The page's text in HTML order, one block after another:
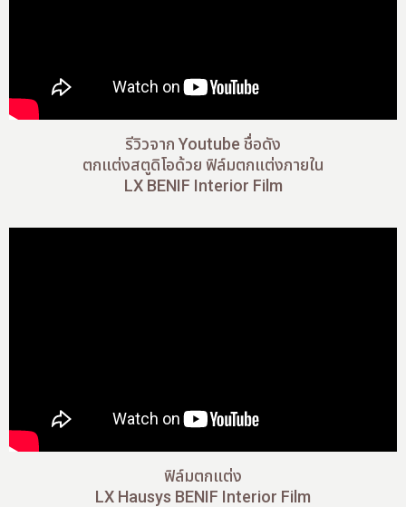
รีวิวจาก Youtube ชื่อดัง
ตกแต่งสตูดิโอด้วย ฟิล์มตกแต่งภายใน
LX BENIF Interior Film
ฟิล์มตกแต่ง
LX Hausys BENIF Interior Film